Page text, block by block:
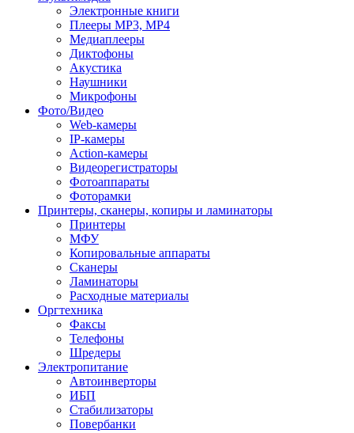
Электронные книги
Плееры MP3, MP4
Медиаплееры
Диктофоны
Акустика
Наушники
Микрофоны
Фото/Видео
Web-камеры
IP-камеры
Action-камеры
Видеорегистраторы
Фотоаппараты
Фоторамки
Принтеры, сканеры, копиры и ламинаторы
Принтеры
МФУ
Копировальные аппараты
Сканеры
Ламинаторы
Расходные материалы
Оргтехника
Факсы
Телефоны
Шредеры
Электропитание
Автоинверторы
ИБП
Стабилизаторы
Повербанки